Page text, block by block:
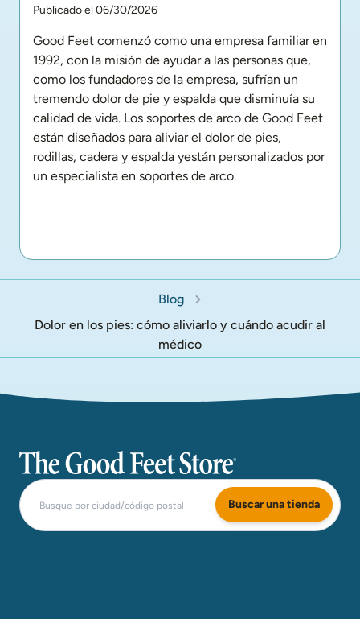
Publicado el 06/30/2026
Good Feet comenzó como una empresa familiar en
1992, con la misión de ayudar a las personas que,
como los fundadores de la empresa, sufrían un
tremendo dolor de pie y espalda que disminuía su
calidad de vida. Los soportes de arco de Good Feet
están diseñados para aliviar el dolor de pies,
rodillas, cadera y espalda yestán personalizados por
un especialista en soportes de arco.
Blog
Dolor en los pies: cómo aliviarlo y cuándo acudir al
médico
The Good Feet Store
Buscar una tienda